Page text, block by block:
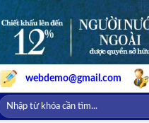
webdemo@gmail.com